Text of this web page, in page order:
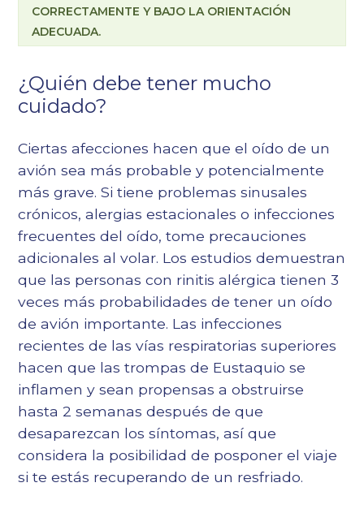
CORRECTAMENTE Y BAJO LA ORIENTACIÓN
ADECUADA.
¿Quién debe tener mucho
cuidado?
Ciertas afecciones hacen que el oído de un
avión sea más probable y potencialmente
más grave. Si tiene problemas sinusales
crónicos, alergias estacionales o infecciones
frecuentes del oído, tome precauciones
adicionales al volar. Los estudios demuestran
que las personas con rinitis alérgica tienen 3
veces más probabilidades de tener un oído
de avión importante. Las infecciones
recientes de las vías respiratorias superiores
hacen que las trompas de Eustaquio se
inflamen y sean propensas a obstruirse
hasta 2 semanas después de que
desaparezcan los síntomas, así que
considera la posibilidad de posponer el viaje
si te estás recuperando de un resfriado.